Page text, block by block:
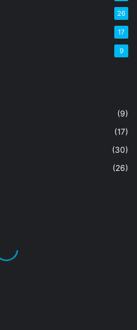
26
17
9
(9)
(17)
(30)
(26)